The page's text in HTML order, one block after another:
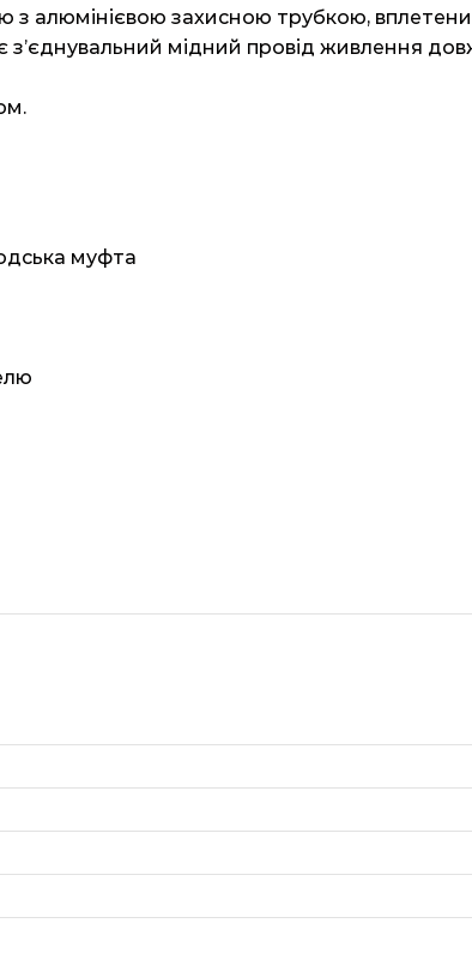
алюмінієвою захисною трубкою,
з’єднувальний мідний провід живлення
муфта